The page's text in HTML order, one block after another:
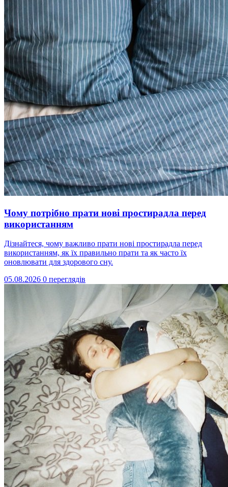
Чому потрібно прати нові простирадла перед
використанням
Дізнайтеся, чому важливо прати нові простирадла перед
використанням, як їх правильно прати та як часто їх
оновлювати для здорового сну.
05.08.2026 0 переглядів